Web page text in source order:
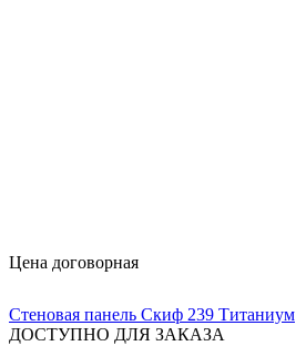
Цена договорная
Стеновая панель Скиф 239 Титаниум
ДОСТУПНО ДЛЯ ЗАКАЗА